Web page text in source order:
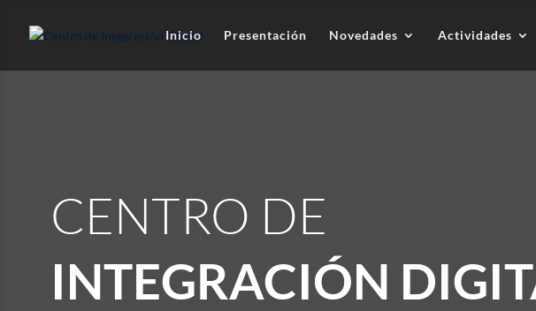
Inicio Presentación Novedades Actividades
CENTRO DE
INTEGRACIÓN